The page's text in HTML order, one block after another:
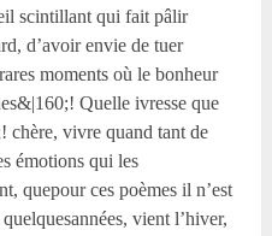
scintillant qui fait pâlir
d’avoir envie de tuer
moments où le bonheur
Quelle ivresse que
vivre quand tant de
émotions qui les
quepour ces poèmes il n’est
vient l’hiver,